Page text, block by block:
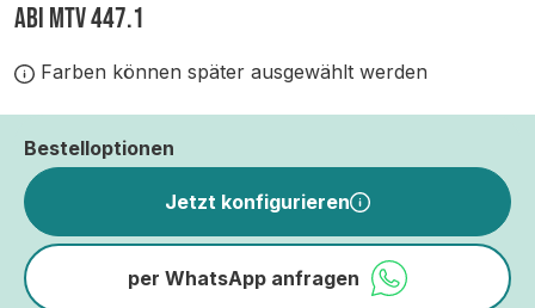
ABI MTV 447.1
Farben können später ausgewählt werden
Bestelloptionen
Jetzt konfigurieren
per WhatsApp anfragen